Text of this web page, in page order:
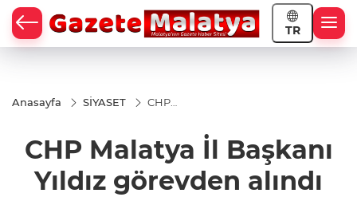
TR
Anasayfa SİYASET
CHP
Yıldız
görevden
alındı
CHP Malatya İl Başkanı
Yıldız görevden alındı